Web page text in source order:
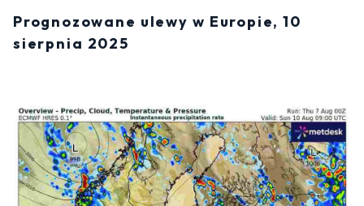
Prognozowane ulewy w Europie, 10
sierpnia 2025